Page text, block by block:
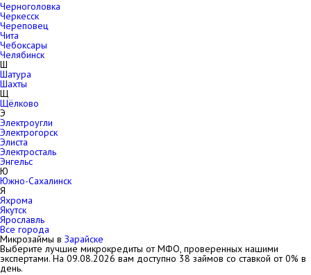
Черноголовка
Черкесск
Череповец
Чита
Чебоксары
Челябинск
Ш
Шатура
Шахты
Щ
Щёлково
Э
Электроугли
Электрогорск
Элиста
Электросталь
Энгельс
Ю
Южно-Сахалинск
Я
Яхрома
Якутск
Ярославль
Все города
Микрозаймы в Зарайске
Выберите лучшие микрокредиты от МФО, проверенных нашими
экспертами. На 09.08.2026 вам доступно 38 займов со ставкой от 0% в
день.